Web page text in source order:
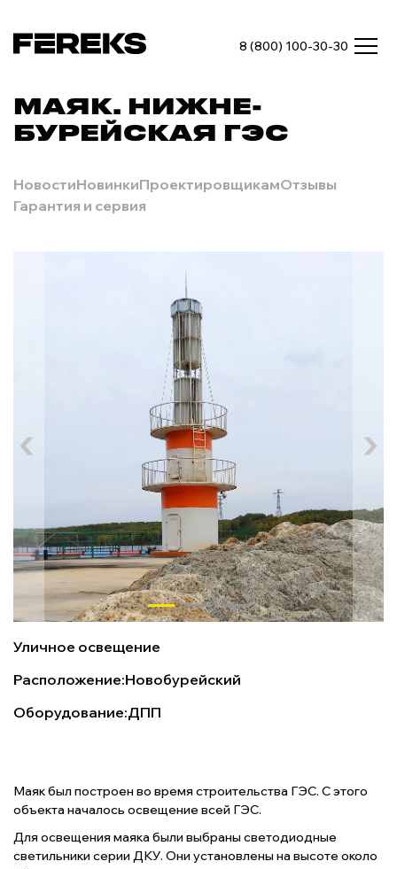
8 (800) 100-30-30
МАЯК. НИЖНЕ-
БУРЕЙСКАЯ ГЭС
НовостиНовинкиПроектировщикамОтзывы
Гарантия и сервия
Уличное освещение
Расположение:Новобурейский
Оборудование:ДПП
Маяк был построен во время строительства ГЭС. С этого
объекта началось освещение всей ГЭС.
Для освещения маяка были выбраны светодиодные
светильники серии ДКУ. Они установлены на высоте около